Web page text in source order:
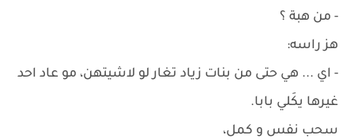
- من هبة ؟
هز راسه:
- اي ... هي حتى من بنات زياد تغار لو لاشيتهن، مو عاد احد
غيرها يكَلي بابا.
سحب نفس و كمل،